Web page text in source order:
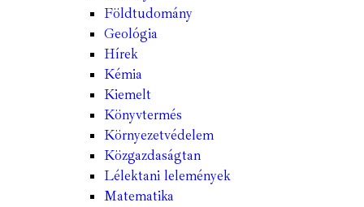
Földtudomány
Geológia
Hírek
Kémia
Kiemelt
Könyvtermés
Környezetvédelem
Közgazdaságtan
Lélektani lelemények
Matematika